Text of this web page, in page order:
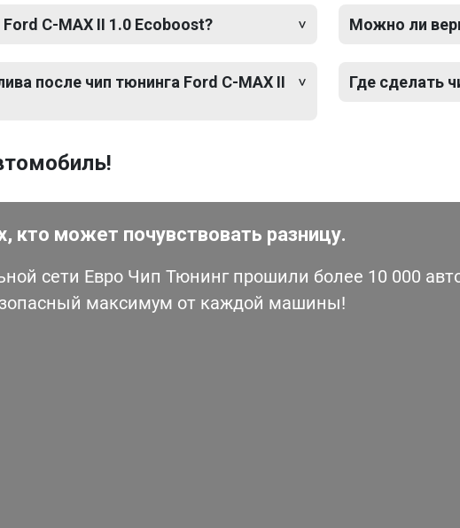
C-MAX II 1.0 Ecoboost?
после чип тюнинга Ford C-MAX II
Можно ли
Где сделать
кто может почувствовать разницу.
сети Евро Чип Тюнинг прошили более 10 000
максимум от каждой машины!